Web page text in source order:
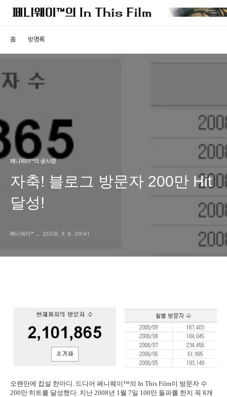
홈 방명록
페니웨이™의 궁시렁
자축! 블로그 방문자 200만 Hit
달성!
페니웨이™ 2008. 9. 8. 09:41
오랜만에 잡설 한마디. 드디어 페니웨이™의 In This Film이 방문자 수
200만 히트를 달성했다. 지난 2008년 1월 7일 100만 돌파를 한지 꼭 8개